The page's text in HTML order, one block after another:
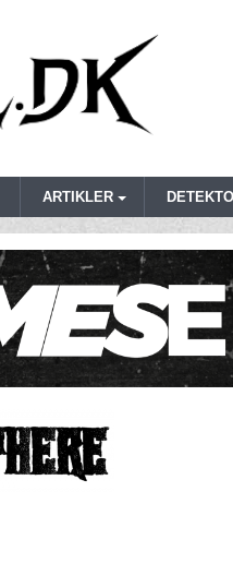
ARTIKLER